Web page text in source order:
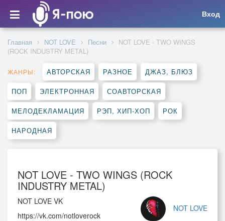
Вход
Главная NOT LOVE Песни
NOT LOVE - TWO WINGS
(ROCK INDUSTRY METAL)
ЖАНРЫ: АВТОРСКАЯ РАЗНОЕ ДЖАЗ, БЛЮЗ
ПОП ЭЛЕКТРОННАЯ СОАВТОРСКАЯ
МЕЛОДЕКЛАМАЦИЯ РЭП, ХИП-ХОП РОК
НАРОДНАЯ
NOT LOVE - TWO WINGS (ROCK
INDUSTRY METAL)
NOT LOVE
NOT LOVE VK
https://vk.com/notloverock